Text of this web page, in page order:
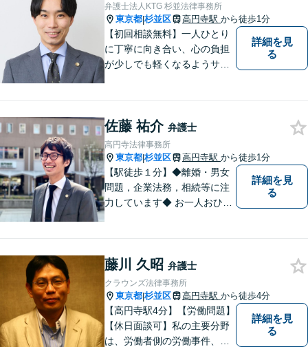
弁護士法人KTG 杉並法律事務所
東京都|杉並区 高円寺駅 から徒歩1分
【初回相談無料】一人ひとり
に丁寧に向き合い、心の負担
が少しでも軽くなるようサポ
しています。【夜間や休日相
談も対応可能】【メール・WE
B面談可】
詳細を見
る
佐藤 祐介 弁護士
高円寺法律事務所
東京都|杉並区 高円寺駅 から徒歩1分
【駅徒歩１分】◆離婚・男女
問題，企業法務，相続等に注
力しています◆ お一人おひと
詳細を見
る
藤川 久昭 弁護士
クラウンズ法律事務所
東京都|杉並区 高円寺駅 から徒歩4分
【高円寺駅4分】【労働問題】
【休日面談可】私の主要分野
は、労働者側の労働事件、企
詳細を見
る